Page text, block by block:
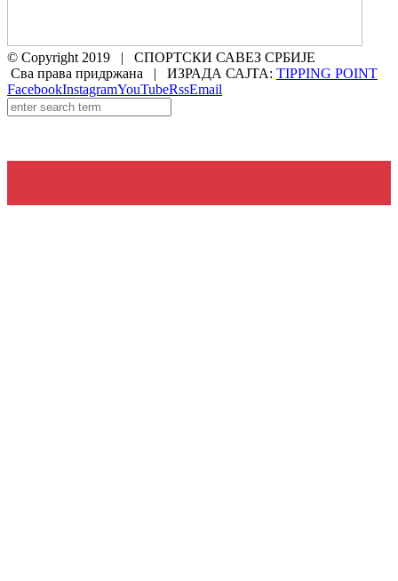
© Copyright 2019 | СПОРТСКИ САВЕЗ СРБИЈЕ
Сва права придржана | ИЗРАДА САЈТА: TIPPING POINT
FacebookInstagramYouTubeRssEmail